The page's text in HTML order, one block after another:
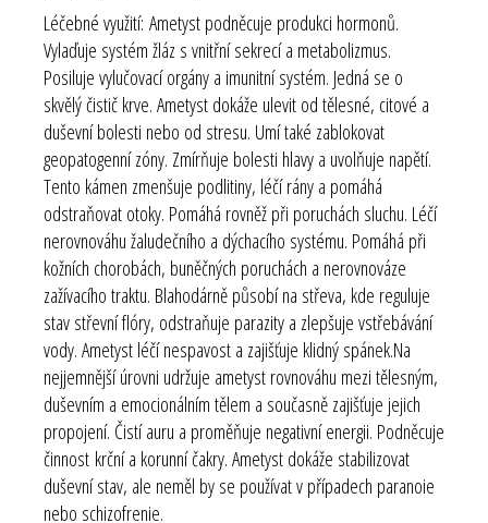
Léčebné využití: Ametyst podněcuje produkci hormonů.
Vylaďuje systém žláz s vnitřní sekrecí a metabolizmus.
Posiluje vylučovací orgány a imunitní systém. Jedná se o
skvělý čistič krve. Ametyst dokáže ulevit od tělesné, citové a
duševní bolesti nebo od stresu. Umí také zablokovat
geopatogenní zóny. Zmírňuje bolesti hlavy a uvolňuje napětí.
Tento kámen zmenšuje podlitiny, léčí rány a pomáhá
odstraňovat otoky. Pomáhá rovněž při poruchách sluchu. Léčí
nerovnováhu žaludečního a dýchacího systému. Pomáhá při
kožních chorobách, buněčných poruchách a nerovnováze
zažívacího traktu. Blahodárně působí na střeva, kde reguluje
stav střevní flóry, odstraňuje parazity a zlepšuje vstřebávání
vody. Ametyst léčí nespavost a zajišťuje klidný spánek.Na
nejjemnější úrovni udržuje ametyst rovnováhu mezi tělesným,
duševním a emocionálním tělem a současně zajišťuje jejich
propojení. Čistí auru a proměňuje negativní energii. Podněcuje
činnost krční a korunní čakry. Ametyst dokáže stabilizovat
duševní stav, ale neměl by se používat v případech paranoie
nebo schizofrenie.